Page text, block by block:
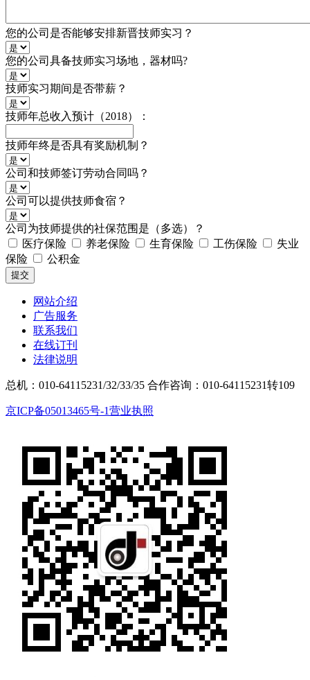
您的公司是否能够安排新晋技师实习？
您的公司具备技师实习场地，器材吗?
技师实习期间是否带薪？
技师年总收入预计（2018）：
技师年终是否具有奖励机制？
公司和技师签订劳动合同吗？
公司可以提供技师食宿？
公司为技师提供的社保范围是（多选）？
医疗保险
养老保险 生育保险 工伤保险
失业
保险
公积金
网站介绍
广告服务
联系我们
在线订刊
法律说明
总机：010-64115231/32/33/35 合作咨询：010-64115231转109
京ICP备05013465号-1营业执照